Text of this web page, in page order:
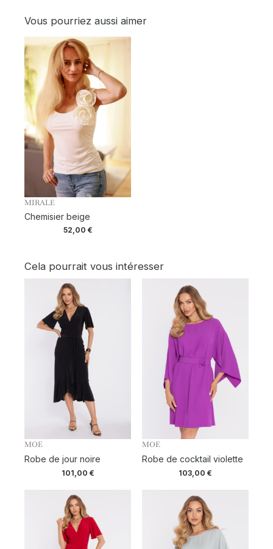
Vous pourriez aussi aimer
MIRALE
Chemisier beige
52,00 €
Cela pourrait vous intéresser
MOE
Robe de jour noire
101,00 €
MOE
Robe de cocktail violette
103,00 €